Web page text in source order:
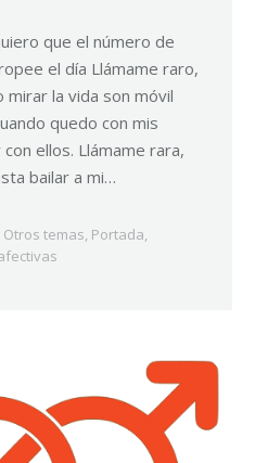
que el número de
el día Llámame raro,
la vida son móvil
quedo con mis
ellos. Llámame rara,
bailar a mi…
Otros temas, Portada,